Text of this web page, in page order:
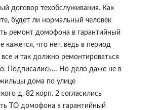
договор техобслуживания. Как
будет ли нормальный человек
ремонт домофона в гарантийный
кажется, что нет, ведь в период
все и так должно ремонтироваться
Подписались… Но дело даже не в
дома по улице
д. 82 корп. 2 согласились
ТО домофона в гарантийный